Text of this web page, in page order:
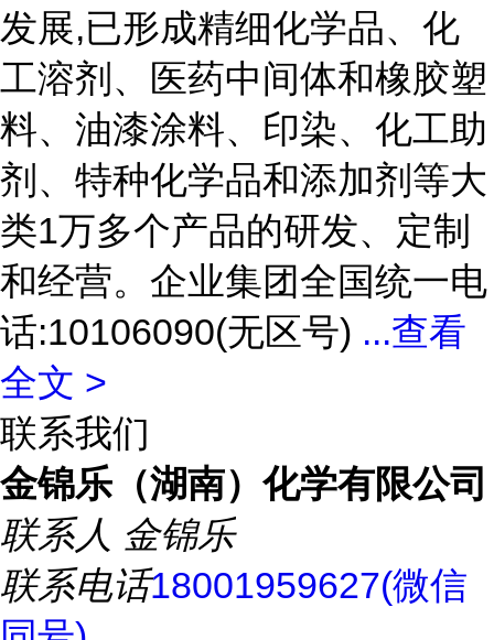
发展,已形成精细化学品、化
工溶剂、医药中间体和橡胶塑
料、油漆涂料、印染、化工助
剂、特种化学品和添加剂等大
类1万多个产品的研发、定制
和经营。企业集团全国统一电
话:10106090(无区号) ...查看
全文 >
联系我们
金锦乐（湖南）化学有限公司
联系人 金锦乐
联系电话18001959627(微信